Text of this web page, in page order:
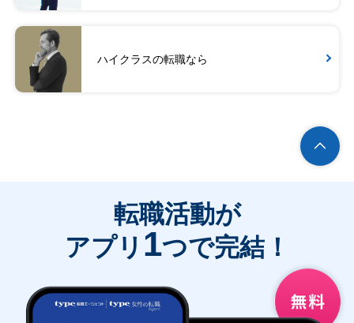
ハイクラスの転職なら
転職活動が
アプリ 1つで完結！